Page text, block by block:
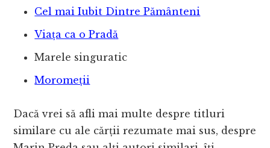
Cel mai Iubit Dintre Pământeni
Viața ca o Pradă
Marele singuratic
Moromeții
Dacă vrei să afli mai multe despre titluri
similare cu ale cărții rezumate mai sus, despre